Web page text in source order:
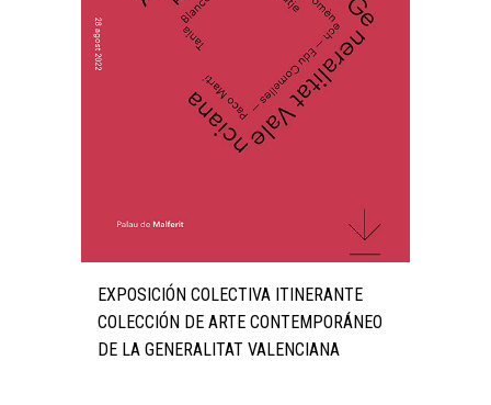
EXPOSICIÓN COLECTIVA ITINERANTE
COLECCIÓN DE ARTE CONTEMPORÁNEO
DE LA GENERALITAT VALENCIANA